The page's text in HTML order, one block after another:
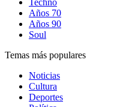
Techno
Años 70
Años 90
Soul
Temas más populares
Noticias
Cultura
Deportes